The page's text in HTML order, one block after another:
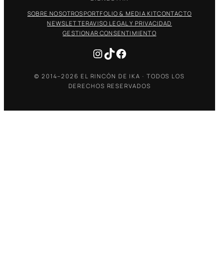
SOBRE NOSOTROSPORTFOLIO & MEDIA KITCONTACTO
NEWSLETTERAVISO LEGAL Y PRIVACIDAD
GESTIONAR CONSENTIMIENTO
Instagram
TikTokFacebook
© 2014–2026 EL RINCÓN DE IKA · TODOS LOS
DERECHOS RESERVADOS